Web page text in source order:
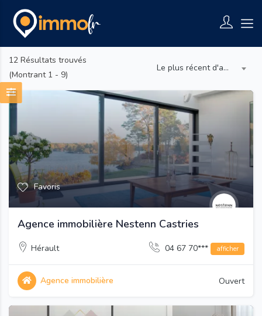
12 Résultats trouvés
(Montrant 1 - 9)
Le plus récent d'abord
Favoris
Agence immobilière Nestenn Castries
Hérault 04 67 70*** afficher
Agence immobilière Ouvert